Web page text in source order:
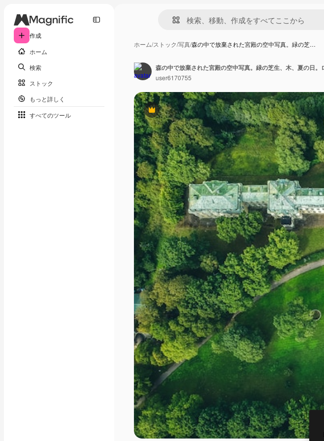
作成
ホーム
検索
ストック
もっと詳しく
すべてのツール
ホーム/ストック/写真/森の中で放棄された宮殿の空中写真。緑の芝…
Premium
user6170755